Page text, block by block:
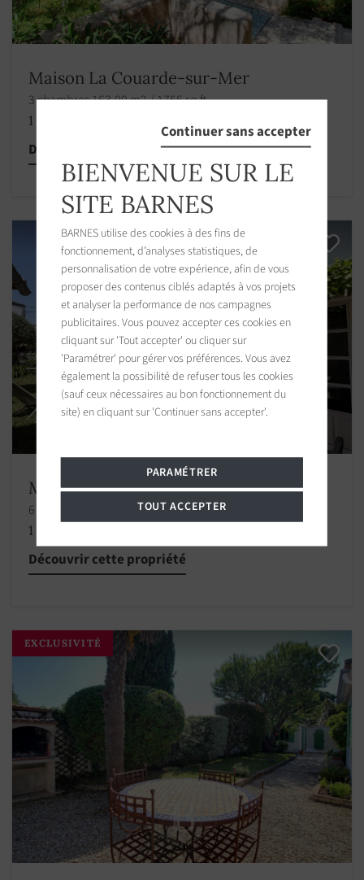
Maison La Couarde-sur-Mer
3 chambres 163.00 m2 / 1755 sq ft
1 383 000 €
Découvrir cette propriété
Maison La Couarde-sur-Mer
6 chambres 153.66 m2 / 1654 sq ft
1 280 000 €
Découvrir cette propriété
EXCLUSIVITÉ
Continuer sans accepter
BIENVENUE SUR LE
SITE BARNES
BARNES utilise des cookies à des fins de
fonctionnement, d’analyses statistiques, de
personnalisation de votre expérience, afin de vous
proposer des contenus ciblés adaptés à vos projets
et analyser la performance de nos campagnes
publicitaires. Vous pouvez accepter ces cookies en
cliquant sur 'Tout accepter' ou cliquer sur
'Paramétrer' pour gérer vos préférences. Vous avez
également la possibilité de refuser tous les cookies
(sauf ceux nécessaires au bon fonctionnement du
site) en cliquant sur 'Continuer sans accepter'.
PARAMÉTRER
TOUT ACCEPTER